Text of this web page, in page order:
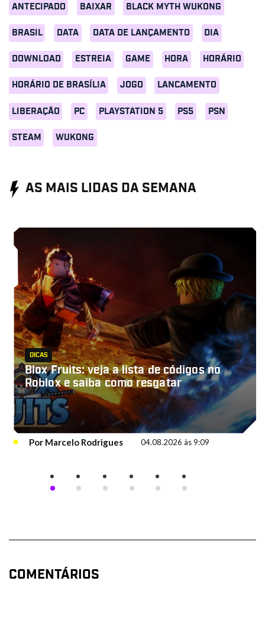
ANTECIPADO BAIXAR BLACK MYTH WUKONG
BRASIL DATA DATA DE LANÇAMENTO DIA
DOWNLOAD ESTREIA GAME HORA HORÁRIO
HORÁRIO DE BRASÍLIA JOGO LANCAMENTO
LIBERAÇÃO PC PLAYSTATION 5 PS5 PSN
STEAM WUKONG
AS MAIS LIDAS DA SEMANA
DICAS
Blox Fruits: veja a lista de códigos no
Roblox e saiba como resgatar
Por Marcelo Rodrigues 04.08.2026 às 9:09
COMENTÁRIOS